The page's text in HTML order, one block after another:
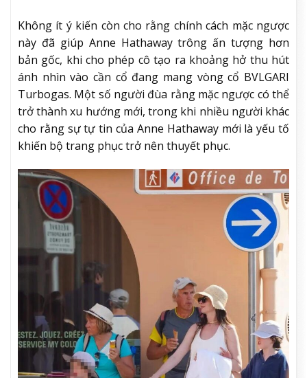
Không ít ý kiến còn cho rằng chính cách mặc ngược
này đã giúp Anne Hathaway trông ấn tượng hơn
bản gốc, khi cho phép cô tạo ra khoảng hở thu hút
ánh nhìn vào cần cổ đang mang vòng cổ BVLGARI
Turbogas. Một số người đùa rằng mặc ngược có thể
trở thành xu hướng mới, trong khi nhiều người khác
cho rằng sự tự tin của Anne Hathaway mới là yếu tố
khiến bộ trang phục trở nên thuyết phục.